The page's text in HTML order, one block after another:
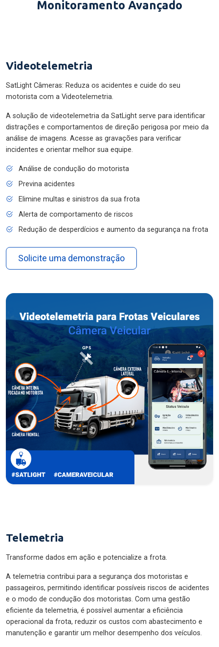
Monitoramento Avançado
Videotelemetria
SatLight Câmeras: Reduza os acidentes e cuide do seu
motorista com a Videotelemetria.
A solução de videotelemetria da SatLight serve para identificar
distrações e comportamentos de direção perigosa por meio da
análise de imagens. Acesse as gravações para verificar
incidentes e orientar melhor sua equipe.
Análise de condução do motorista
Previna acidentes
Elimine multas e sinistros da sua frota
Alerta de comportamento de riscos
Redução de desperdícios e aumento da segurança na frota
Solicite uma demonstração
Telemetria
Transforme dados em ação e potencialize a frota.
A telemetria contribui para a segurança dos motoristas e
passageiros, permitindo identificar possíveis riscos de acidentes
e o modo de condução dos motoristas. Com uma gestão
eficiente da telemetria, é possível aumentar a eficiência
operacional da frota, reduzir os custos com abastecimento e
manutenção e garantir um melhor desempenho dos veículos.